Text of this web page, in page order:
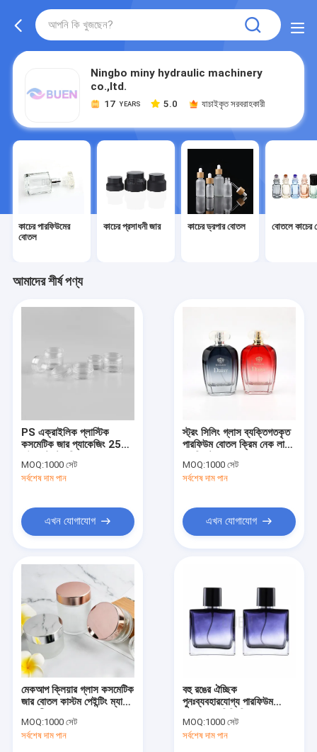
Ningbo miny hydraulic machinery
co.,ltd.
17 YEARS 5.0 যাচাইকৃত সরবরাহকারী
কাচের পারফিউমের
বোতল
কাচের প্রসাধনী জার কাচের ড্রপার বোতল বোতলে কাচের
আমাদের শীর্ষ পণ্য
PS এক্রাইলিক প্লাস্টিক
কসমেটিক জার প্যাকেজিং 25g
MOQ:1000 সেট
সর্বশেষ দাম পান
এখন যোগাযোগ
স্ট্রং সিলিং গ্লাস ব্যক্তিগতকৃত
পারফিউম বোতল ক্রিম নেক লাল
MOQ:1000 সেট
সর্বশেষ দাম পান
এখন যোগাযোগ
মেকআপ ক্লিয়ার গ্লাস কসমেটিক
জার বোতল কাস্টম পেইন্টিং ম্যাট
MOQ:1000 সেট
সর্বশেষ দাম পান
বহু রঙের ঐচ্ছিক
পুনঃব্যবহারযোগ্য পারফিউম
ক্লিম্প 15 মিমি
MOQ:1000 সেট
সর্বশেষ দাম পান